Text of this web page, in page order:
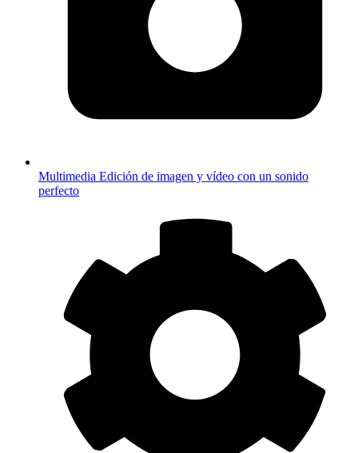
Multimedia Edición de imagen y vídeo con un sonido
perfecto